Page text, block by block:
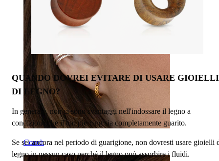
Conch
QUANDO DOVREI EVITARE DI USARE GIOIELLI
DI LEGNO?
In generale, non ci sono svantaggi nell'indossare il legno a
condizione che il tuo piercing sia completamente guarito.
Se sei ancora nel periodo di guarigione, non dovresti usare gioielli
legno in nessun caso perché il legno può assorbire i fluidi.